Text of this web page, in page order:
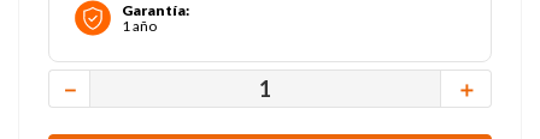
Garantía:
1 año
＋
－